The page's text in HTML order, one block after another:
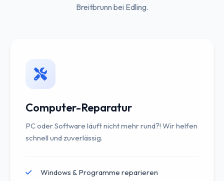
Breitbrunn bei Edling.
Computer-Reparatur
PC oder Software läuft nicht mehr rund?! Wir helfen
schnell und zuverlässig.
Windows & Programme reparieren